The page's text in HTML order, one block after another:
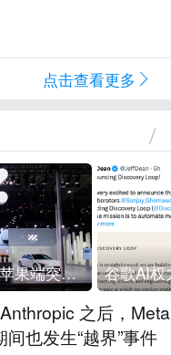
点击查看更多
智己汽车App苹果端突然“下架”
之后，Meta
也发生“越界”事件